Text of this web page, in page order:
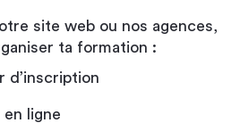
site web ou nos agences,
ta formation :
d’inscription
en ligne